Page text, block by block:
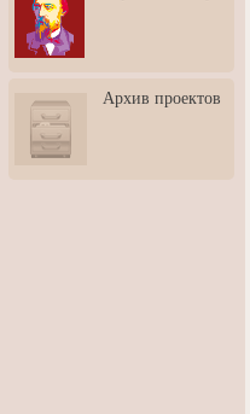
3: Обусловленности
человека и их влияние на
карьеру
скульптором Дмитрием
Тугариновым
АртБульвар в День города
Архив проектов